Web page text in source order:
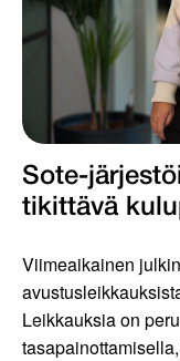
Sote-
tikittävä
Viimeaikainen
Leikkauksia on